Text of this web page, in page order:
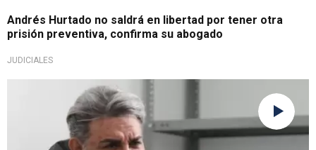
Andrés Hurtado no saldrá en libertad por tener otra
prisión preventiva, confirma su abogado
JUDICIALES
Por caso 'Migraciones'